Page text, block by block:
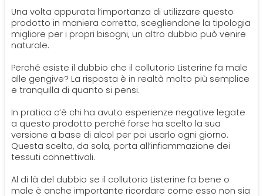
Una volta appurata l’importanza di utilizzare questo
prodotto in maniera corretta, scegliendone la tipologia
migliore per i propri bisogni, un altro dubbio può venire
naturale.
Perché esiste il dubbio che il collutorio Listerine fa male
alle gengive? La risposta è in realtà molto più semplice
e tranquilla di quanto si pensi.
In pratica c’è chi ha avuto esperienze negative legate
a questo prodotto perché forse ha scelto la sua
versione a base di alcol per poi usarlo ogni giorno.
Questa scelta, da sola, porta all’infiammazione dei
tessuti connettivali.
Al di là del dubbio se il collutorio Listerine fa bene o
male è anche importante ricordare come esso non sia